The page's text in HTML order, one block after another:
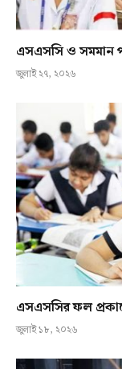
এসএসসি ও সমমান
জুলাই ২৭, ২০২৬
এসএসসির ফল
জুলাই ১৮, ২০২৬